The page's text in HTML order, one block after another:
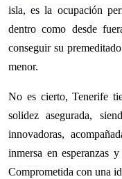
isla, es la ocupación
dentro como desde
conseguir su
menor.
No es cierto, Tenerife
solidez asegurada,
innovadoras,
inmersa en esperanzas
Comprometida con una